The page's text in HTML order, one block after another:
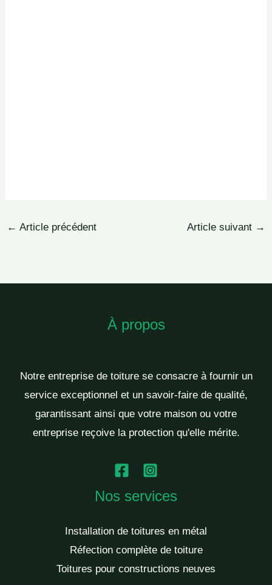
← Article précédent Article suivant →
À propos
Notre entreprise de toiture se consacre à fournir un
service exceptionnel et un savoir-faire de qualité,
garantissant ainsi que votre maison ou votre
entreprise reçoive la protection qu'elle mérite.
Nos services
Installation de toitures en métal
Réfection complète de toiture
Toitures pour constructions neuves